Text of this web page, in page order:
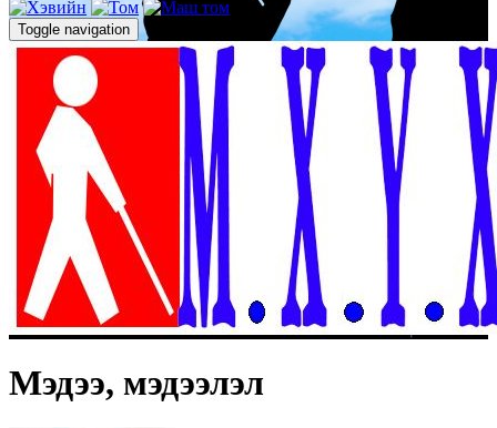
Toggle navigation
Мэдээ, мэдээлэл